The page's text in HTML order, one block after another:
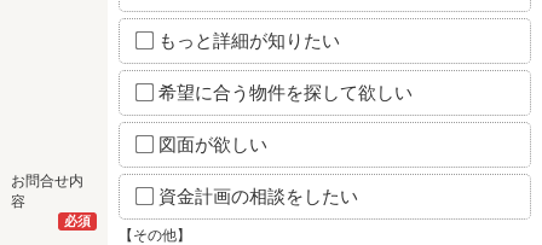
お問合せ内
容
必須
もっと詳細が知りたい
希望に合う物件を探して欲しい
図面が欲しい
資金計画の相談をしたい
【その他】